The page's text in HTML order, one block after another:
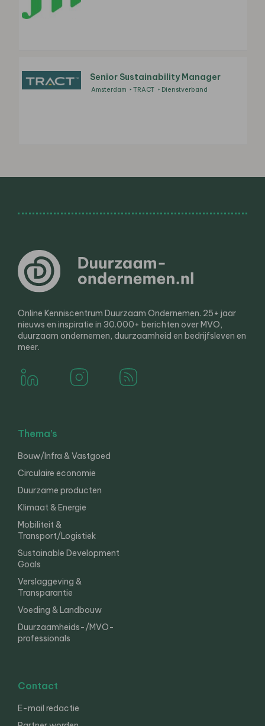
Senior Sustainability Manager
Amsterdam TRACT Dienstverband
Online Kenniscentrum Duurzaam Ondernemen. 25+ jaar
nieuws en inspiratie in 30.000+ berichten over MVO,
duurzaam ondernemen, duurzaamheid en bedrijfsleven en
meer.
Thema’s
Bouw/Infra & Vastgoed
Circulaire economie
Duurzame producten
Klimaat & Energie
Mobiliteit &
Transport/Logistiek
Sustainable Development
Goals
Verslaggeving &
Transparantie
Voeding & Landbouw
Duurzaamheids-/MVO-
professionals
Contact
E-mail redactie